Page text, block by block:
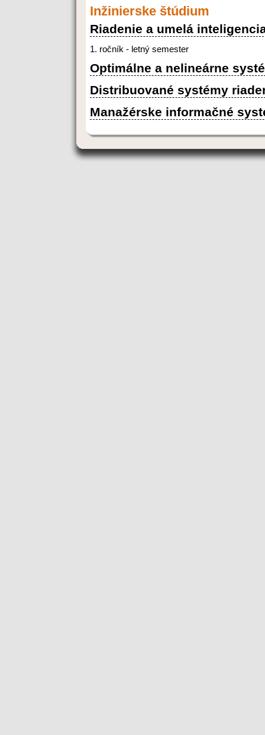
Inžinierske štúdium
Riadenie a umelá
1. ročník - letný semester
Optimálne a nelineárne
Distribuované systémy
Manažérske informačné